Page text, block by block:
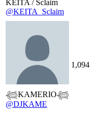
KEITA / Sclaim
@KEITA_Sclaim
𓆉KAMERIO𓆉
@DJKAME
1,094